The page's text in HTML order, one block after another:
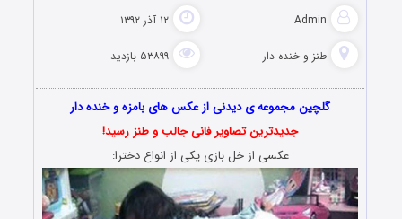
Admin ۱۲ آذر ۱۳۹۲
طنز و خنده دار ۵۳۸۹۹ بازدید
گلچین مجموعه ی دیدنی از عکس های بامزه و خنده دار
جدیدترین تصاویر فانی جالب و طنز رسید!
عکسی از خل بازی یکی از انواع دخترا: